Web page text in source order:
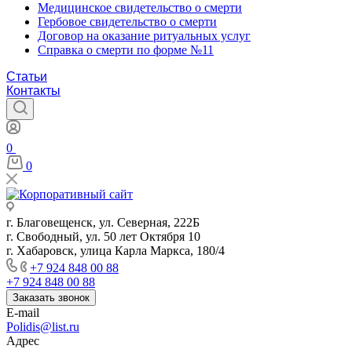
Медицинское свидетельство о смерти
Гербовое свидетельство о смерти
Договор на оказание ритуальных услуг
Справка о смерти по форме №11
Статьи
Контакты
0
0
г. Благовещенск, ул. Северная, 222Б
г. Свободный, ул. 50 лет Октября 10
г. Хабаровск, улица Карла Маркса, 180/4
+7 924 848 00 88
+7 924 848 00 88
Заказать звонок
E-mail
Polidis@list.ru
Адрес